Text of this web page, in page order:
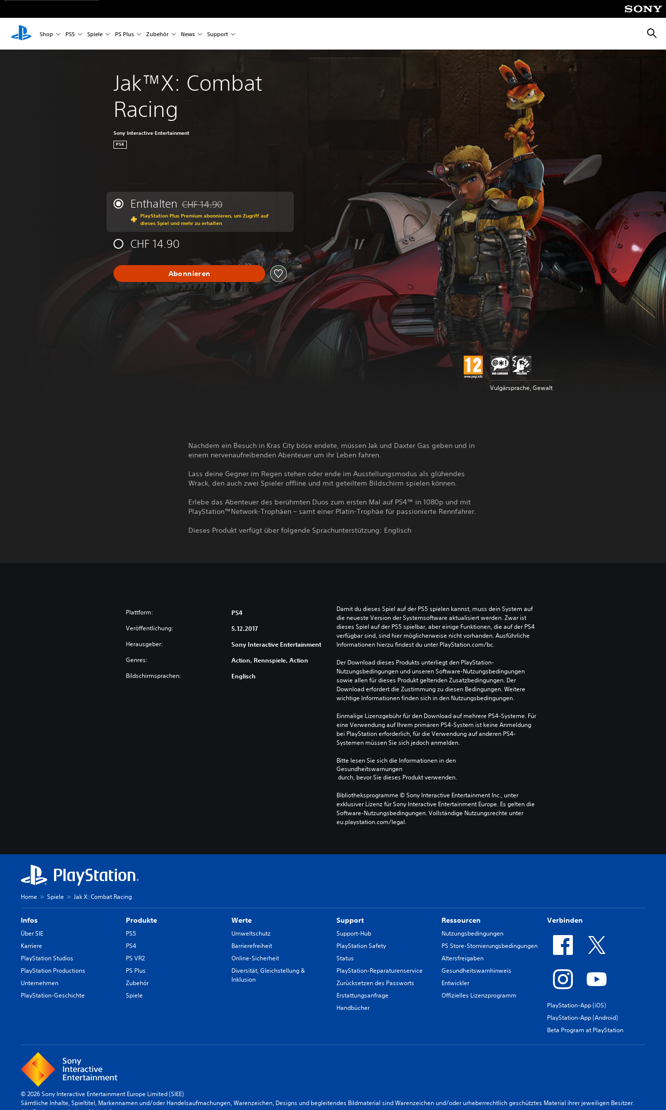
Shop PS5 Spiele PS Plus Zubehör News Support
Jak™X: Combat
Racing
Sony Interactive Entertainment
PS4
Enthalten Preisnachlass gegenüber dem Originalpreis von CHF 14.90
CHF 14.90
PlayStation Plus Premium abonnieren, um Zugriff auf
dieses Spiel und mehr zu erhalten
CHF 14.90
Abonnieren
Vulgärsprache, Gewalt
Nachdem ein Besuch in Kras City böse endete, müssen Jak und Daxter Gas geben und in
einem nervenaufreibenden Abenteuer um ihr Leben fahren.
Lass deine Gegner im Regen stehen oder ende im Ausstellungsmodus als glühendes
Wrack, den auch zwei Spieler offline und mit geteiltem Bildschirm spielen können.
Erlebe das Abenteuer des berühmten Duos zum ersten Mal auf PS4™ in 1080p und mit
PlayStation™Network-Trophäen – samt einer Platin-Trophäe für passionierte Rennfahrer.
Dieses Produkt verfügt über folgende Sprachunterstützung: Englisch
Plattform: PS4
Veröffentlichung: 5.12.2017
Herausgeber: Sony Interactive Entertainment
Genres: Action, Rennspiele, Action
Bildschirmsprachen: Englisch
Damit du dieses Spiel auf der PS5 spielen kannst, muss dein System auf
die neueste Version der Systemsoftware aktualisiert werden. Zwar ist
dieses Spiel auf der PS5 spielbar, aber einige Funktionen, die auf der PS4
verfügbar sind, sind hier möglicherweise nicht vorhanden. Ausführliche
Informationen hierzu findest du unter PlayStation.com/bc.
Der Download dieses Produkts unterliegt den PlayStation-
Nutzungsbedingungen und unseren Software-Nutzungsbedingungen
sowie allen für dieses Produkt geltenden Zusatzbedingungen. Der
Download erfordert die Zustimmung zu diesen Bedingungen. Weitere
wichtige Informationen finden sich in den Nutzungsbedingungen.
Einmalige Lizenzgebühr für den Download auf mehrere PS4-Systeme. Für
eine Verwendung auf Ihrem primären PS4-System ist keine Anmeldung
bei PlayStation erforderlich, für die Verwendung auf anderen PS4-
Systemen müssen Sie sich jedoch anmelden.
Bitte lesen Sie sich die Informationen in den
Gesundheitswarnungen
durch, bevor Sie dieses Produkt verwenden.
Bibliotheksprogramme © Sony Interactive Entertainment Inc., unter
exklusiver Lizenz für Sony Interactive Entertainment Europe. Es gelten die
Software-Nutzungsbedingungen. Vollständige Nutzungsrechte unter
eu.playstation.com/legal.
Home Spiele Jak X: Combat Racing
Infos
Über SIE
Karriere
PlayStation Studios
PlayStation Productions
Unternehmen
PlayStation-Geschichte
Produkte
PS5
PS4
PS VR2
PS Plus
Zubehör
Spiele
Werte
Umweltschutz
Barrierefreiheit
Online-Sicherheit
Diversität, Gleichstellung &
Inklusion
Support
Support-Hub
PlayStation Safety
Status
PlayStation-Reparaturenservice
Zurücksetzen des Passworts
Erstattungsanfrage
Handbücher
Ressourcen
Nutzungsbedingungen
PS Store-Stornierungsbedingungen
Altersfreigaben
Gesundheitswarnhinweis
Entwickler
Offizielles Lizenzprogramm
Verbinden
PlayStation-App (iOS)
PlayStation-App (Android)
Beta Program at PlayStation
© 2026 Sony Interactive Entertainment Europe Limited (SIEE)
Sämtliche Inhalte, Spieltitel, Markennamen und/oder Handelsaufmachungen, Warenzeichen, Designs und begleitendes Bildmaterial sind Warenzeichen und/oder urheberrechtlich geschütztes Material ihrer jeweiligen Besitzer.